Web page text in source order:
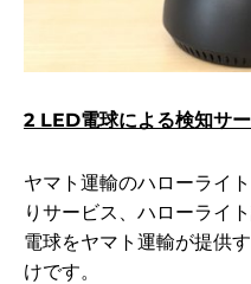
2 LED電球による検知サ
ヤマト運輸のハローライ
りサービス、ハローライ
電球をヤマト運輸が提供
けです。